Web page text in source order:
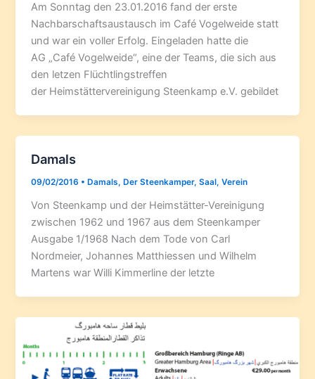
Am Sonntag den 23.01.2016 fand der erste
Nachbarschaftsaustausch im Café Vogelweide statt
und war ein voller Erfolg. Eingeladen hatte die
AG „Café Vogelweide“, eine der Teams, die sich aus
den letzen Flüchtlingstreffen
der Heimstättervereinigung Steenkamp e.V. gebildet
Damals
09/02/2016 • Damals, Der Steenkamper,Saal,Verein
Von Steenkamp und der Heimstätter-Vereinigung
zwischen 1962 und 1967 aus dem Steenkamper
Ausgabe 1/1968 Nach dem Tode von Carl
Nordmeier, Johannes Matthiessen und Wilhelm
Martens war Willi Kimmerline der letzte